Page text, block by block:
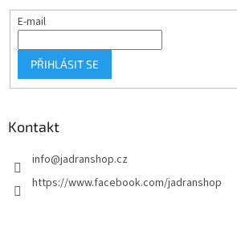
E-mail
PŘIHLÁSIT SE
Kontakt
info@jadranshop.cz
https://www.facebook.com/jadranshop